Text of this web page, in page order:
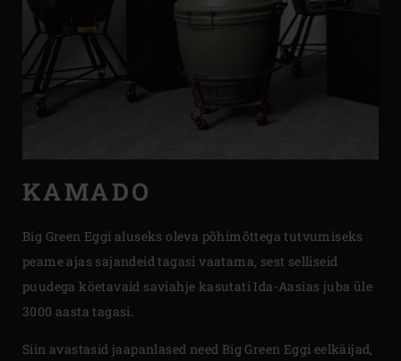
KAMADO
Big Green Eggi aluseks oleva põhimõttega tutvumiseks
peame ajas sajandeid tagasi vaatama, sest selliseid
puudega köetavaid saviahje kasutati Ida-Aasias juba üle
3000 aasta tagasi.
Siin avastasid jaapanlased need Big Green Eggi eelkäijad,